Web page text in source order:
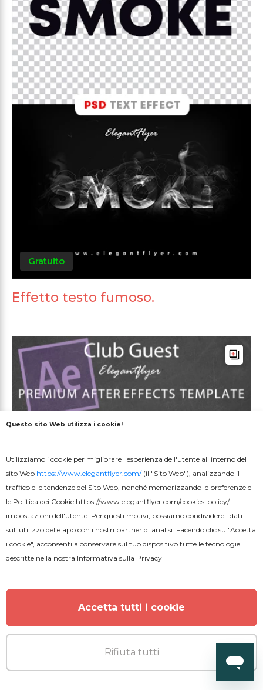
Gratuito
Effetto testo fumoso.
Questo sito Web utilizza i cookie!
Utilizziamo i cookie per migliorare l'esperienza dell'utente all'interno del
sito Web https://www.elegantflyer.com/(il "Sito Web"), analizzando il
traffico e le tendenze del Sito Web, nonché memorizzando le preferenze e
le Politica dei Cookie https://www.elegantflyer.com/cookies-policy/.
impostazioni dell'utente. Per questi motivi, possiamo condividere i dati
sull'utilizzo delle app con i nostri partner di analisi. Facendo clic su "Accetta
i cookie", acconsenti a conservare sul tuo dispositivo tutte le tecnologie
descritte nella nostra Informativa sulla Privacy
Accetta tutti i cookie
Rifiuta tutti